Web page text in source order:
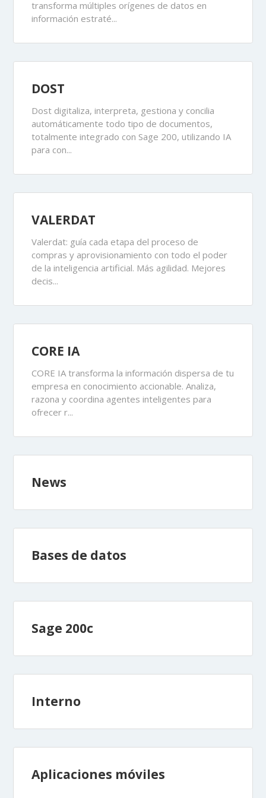
transforma múltiples orígenes de datos en
información estraté...
DOST
Dost digitaliza, interpreta, gestiona y concilia
automáticamente todo tipo de documentos,
totalmente integrado con Sage 200, utilizando IA
para con...
VALERDAT
Valerdat: guía cada etapa del proceso de
compras y aprovisionamiento con todo el poder
de la inteligencia artificial. Más agilidad. Mejores
decis...
CORE IA
CORE IA transforma la información dispersa de tu
empresa en conocimiento accionable. Analiza,
razona y coordina agentes inteligentes para
ofrecer r...
News
Bases de datos
Sage 200c
Interno
Aplicaciones móviles